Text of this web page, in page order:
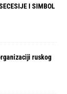
I SIMBOL
ruskog